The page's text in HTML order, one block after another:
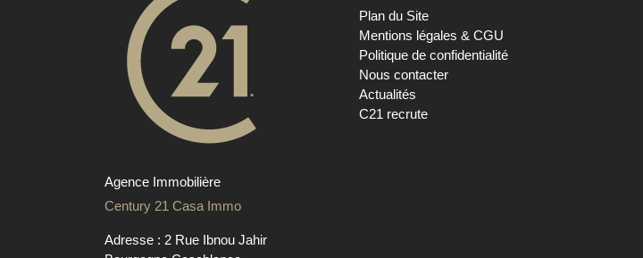
Agence Immobilière
Century 21 Casa Immo
Adresse : 2 Rue Ibnou Jahir
Plan du Site
Mentions légales & CGU
Politique de confidentialité
Nous contacter
Actualités
C21 recrute